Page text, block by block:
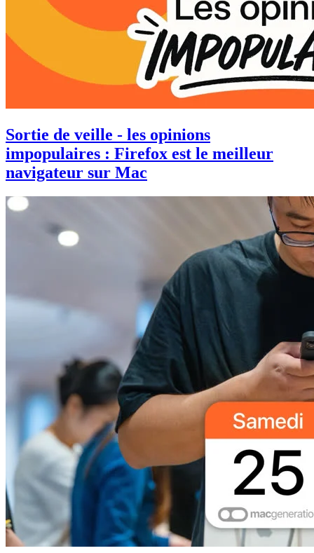
Sortie de veille - les opinions
impopulaires : Firefox est le meilleur
navigateur sur Mac